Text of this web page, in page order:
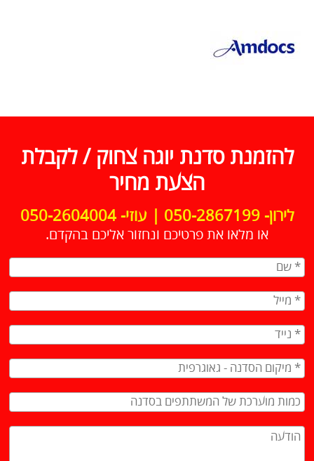
להזמנת סדנת יוגה צחוק / לקבלת
הצעת מחיר
לירון- 050-2867199 | עוזי- 050-2604004
או מלאו את פרטיכם ונחזור אליכם בהקדם.